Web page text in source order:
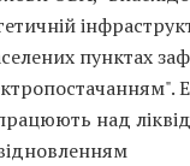
пунктах
над